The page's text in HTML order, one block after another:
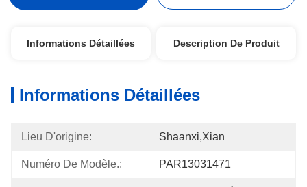
Informations Détaillées Description De Produit
Informations Détaillées
Lieu D'origine: Shaanxi,Xian
Numéro De Modèle.: PAR13031471